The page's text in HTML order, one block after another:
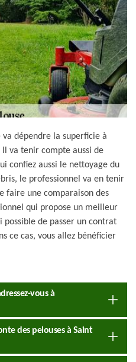
va dépendre la superficie à
va tenir compte aussi de
confiez aussi le nettoyage du
le professionnel va en tenir
faire une comparaison des
qui propose un meilleur
de passer un contrat
ce cas, vous allez bénéficier
vous à
des pelouses à Saint